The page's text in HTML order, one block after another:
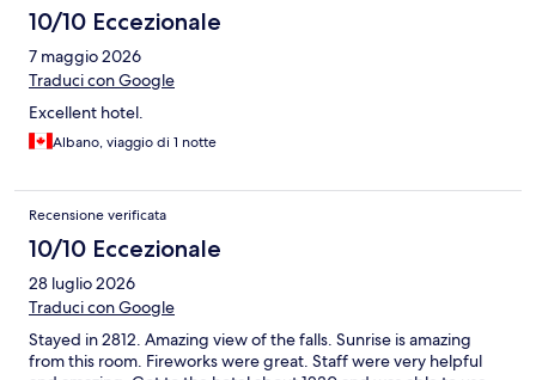
10/10 Eccezionale
7 maggio 2026
Traduci con Google
Excellent hotel.
Albano, viaggio di 1 notte
Recensione verificata
10/10 Eccezionale
28 luglio 2026
Traduci con Google
Stayed in 2812. Amazing view of the falls. Sunrise is amazing
from this room. Fireworks were great. Staff were very helpful